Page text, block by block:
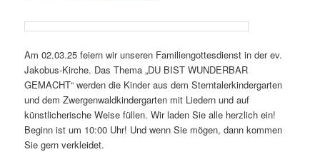
Am 02.03.25 feiern wir unseren Familiengottesdienst in der ev.
Jakobus-Kirche. Das Thema „DU BIST WUNDERBAR
GEMACHT“ werden die Kinder aus dem Sterntalerkindergarten
und dem Zwergenwaldkindergarten mit Liedern und auf
künstlicherische Weise füllen. Wir laden Sie alle herzlich ein!
Beginn ist um 10:00 Uhr! Und wenn Sie mögen, dann kommen
Sie gern verkleidet.